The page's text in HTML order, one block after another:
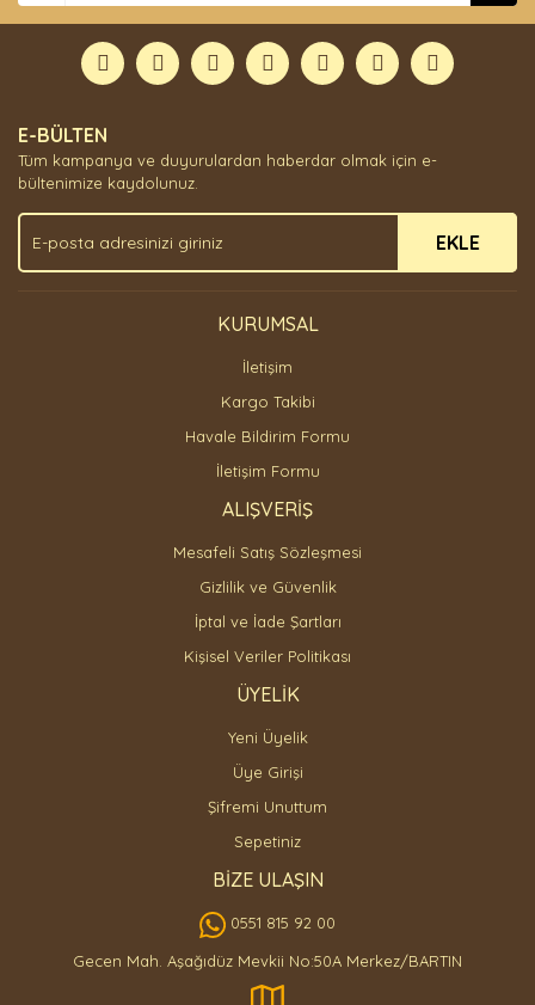
E-BÜLTEN
Tüm kampanya ve duyurulardan haberdar olmak için e-
bültenimize kaydolunuz.
EKLE
KURUMSAL
İletişim
Kargo Takibi
Havale Bildirim Formu
İletişim Formu
ALIŞVERİŞ
Mesafeli Satış Sözleşmesi
Gizlilik ve Güvenlik
İptal ve İade Şartları
Kişisel Veriler Politikası
ÜYELİK
Yeni Üyelik
Üye Girişi
Şifremi Unuttum
Sepetiniz
BİZE ULAŞIN
0551 815 92 00
Gecen Mah. Aşağıdüz Mevkii No:50A Merkez/BARTIN